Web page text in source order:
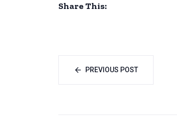
Share This:
PREVIOUS POST